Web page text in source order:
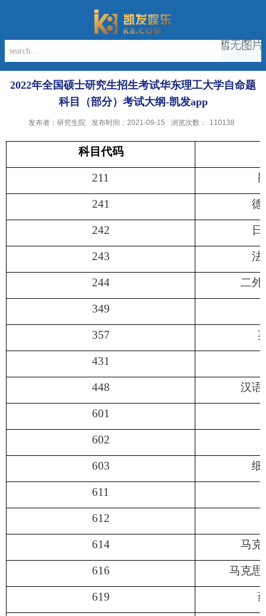
2022年全国硕士研究生招生考试华东理工大学自命题
科目（部分）考试大纲-凯发app
发布者：研究生院 发布时间：2021-09-15 浏览次数： 110138
科目代码
211
241 德
242
243 法
244 二外
349
357
431
448 汉语
601
602
603 细
611
612
614 马克
616 马克思
619